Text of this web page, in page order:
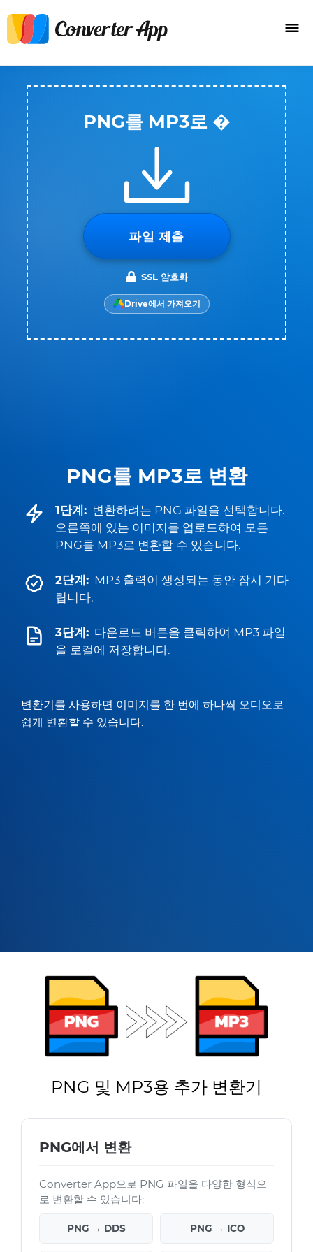
PNG를 MP3로 변환
1단계: 변환하려는 PNG 파일을 선택합니다.
오른쪽에 있는 이미지를 업로드하여 모든
PNG를 MP3로 변환할 수 있습니다.
2단계: MP3 출력이 생성되는 동안 잠시 기다
립니다.
3단계: 다운로드 버튼을 클릭하여 MP3 파일
을 로컬에 저장합니다.
변환기를 사용하면 이미지를 한 번에 하나씩 오디오로
쉽게 변환할 수 있습니다.
PNG를 MP3로 �
파일 제출
SSL 암호화
Drive에서 가져오기
PNG 및 MP3용 추가 변환기
PNG에서 변환
Converter App으로 PNG 파일을 다양한 형식으
로 변환할 수 있습니다:
PNG → DDS PNG → ICO